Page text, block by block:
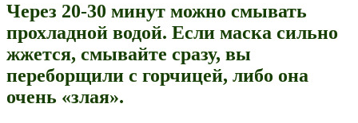
Через 20-30 минут можно смывать
прохладной водой. Если маска сильно
жжется, смывайте сразу, вы
переборщили с горчицей, либо она
очень «злая».